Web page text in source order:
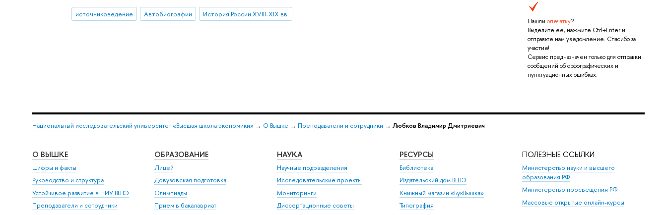
Нашли опечатку?
Выделите её, нажмите Ctrl+Enter и
отправьте нам уведомление. Спасибо за
участие!
Сервис предназначен только для отправки
сообщений об орфографических и
пунктуационных ошибках.
источниковедение Автобиографии История России XVIII-XIX вв.
Национальный исследовательский университет «Высшая школа экономики» → О Вышке → Преподаватели и сотрудники → Любков Владимир Дмитриевич
О ВЫШКЕ
Цифры и факты
Руководство и структура
Устойчивое развитие в НИУ ВШЭ
Преподаватели и сотрудники
ОБРАЗОВАНИЕ
Лицей
Довузовская подготовка
Олимпиады
Прием в бакалавриат
НАУКА
Научные подразделения
Исследовательские проекты
Мониторинги
Диссертационные советы
РЕСУРСЫ
Библиотека
Издательский дом ВШЭ
Книжный магазин «БукВышка»
Типография
ПОЛЕЗНЫЕ ССЫЛКИ
Министерство науки и высшего
образования РФ
Министерство просвещения РФ
Массовые открытые онлайн-курсы